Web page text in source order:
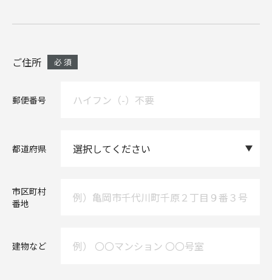
ご住所
郵便番号
都道府県
市区町村
番地
建物など